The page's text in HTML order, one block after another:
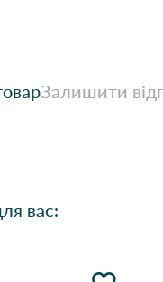
Залишити
вас: